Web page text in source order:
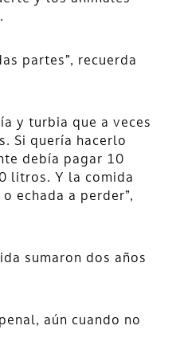
partes”, recuerda
y turbia que a veces
Si quería hacerlo
debía pagar 10
litros. Y la comida
echada a perder”,
sumaron dos años
aún cuando no